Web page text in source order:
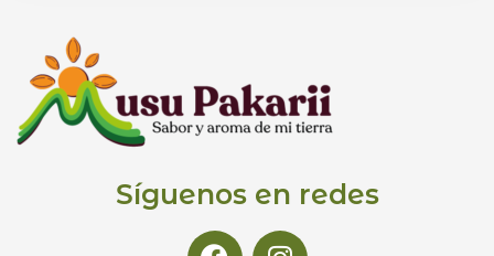
Síguenos en redes